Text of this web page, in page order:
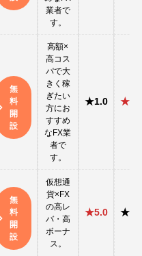
業者で
す。
無
料
開
設
高額×
高コス
パで大
きく稼
ぎたい
方にお
すすめ
なFX業
者で
す。
★1.0
無
料
開
設
仮想通
貨×FX
の高レ
バ・高
ボーナ
ス。
★5.0